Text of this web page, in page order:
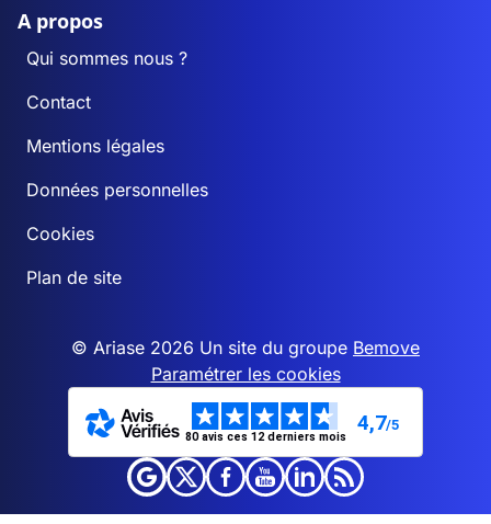
A propos
Qui sommes nous ?
Contact
Mentions légales
Données personnelles
Cookies
Plan de site
© Ariase 2026 Un site du groupe Bemove
Paramétrer les cookies
80 avis ces 12 derniers mois
4,7/5